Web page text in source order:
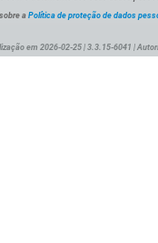
a Política de proteção de dados
em 2026-02-25 | 3.3.15-6041 |